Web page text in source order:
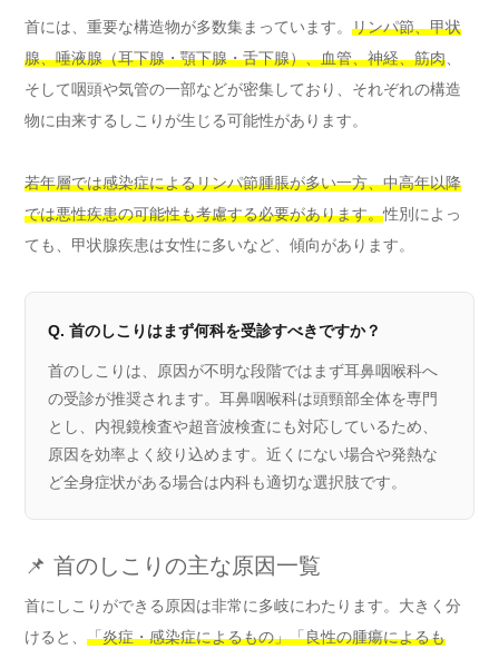
首には、重要な構造物が多数集まっています。 リンパ節、甲状
腺、唾液腺（耳下腺・顎下腺・舌下腺）、血管、神経、筋肉
そして咽頭や気管の一部などが密集しており、それぞれの構造
物に由来するしこりが生じる可能性があります。
若年層では感染症によるリンパ節腫脹が多い一方、中高年以降
では悪性疾患の可能性も考慮する必要があります。性別によっ
ても、甲状腺疾患は女性に多いなど、傾向があります。
Q. 首のしこりはまず何科を受診すべきですか？
首のしこりは、原因が不明な段階ではまず耳鼻咽喉科へ
の受診が推奨されます。耳鼻咽喉科は頭頸部全体を専門
とし、内視鏡検査や超音波検査にも対応しているため、
原因を効率よく絞り込めます。近くにない場合や発熱な
ど全身症状がある場合は内科も適切な選択肢です。
📌 首のしこりの主な原因一覧
首にしこりができる原因は非常に多岐にわたります。大きく分
けると、 「炎症・感染症によるもの」「良性の腫瘍によるも